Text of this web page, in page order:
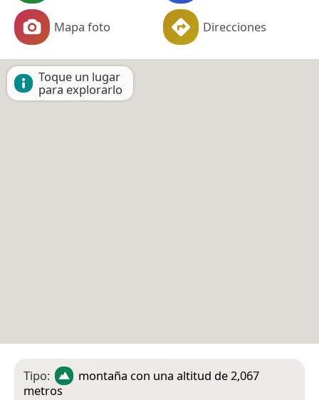
Mapa foto Direcciones
Toque un lugar
para explorarlo
Tipo: montaña con una altitud de 2,067
metros